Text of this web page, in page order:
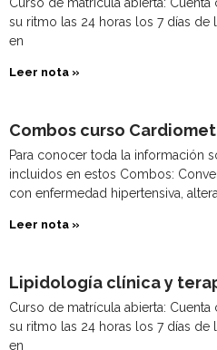
su ritmo las 24 horas los 7 días de
en
Leer nota »
Combos curso
Para conocer toda la información
incluidos en estos Combos:
con enfermedad hipertensiva,
Leer nota »
Lipidología clínica y
Curso de matrícula abierta:
su ritmo las 24 horas los 7 días de
en